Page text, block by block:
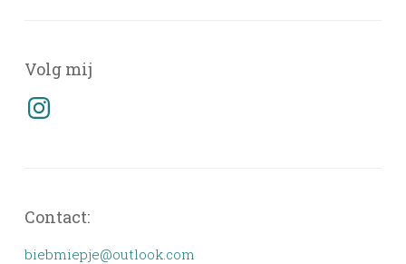
Volg mij
Instagram
Contact:
biebmiepje@outlook.com